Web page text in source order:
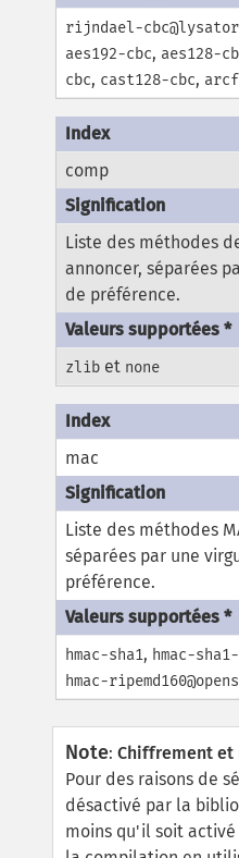
rijndael-
aes192-cbc, aes128-
cbc, cast128-cbc,
comp
Liste des méthodes
annoncer, séparées
de préférence.
zlib et none
mac
Liste des méthodes
séparées par une
préférence.
hmac-sha1, hmac-
hmac-
Note: Chiffrement et
Pour des raisons de
désactivé par la
moins qu'il soit